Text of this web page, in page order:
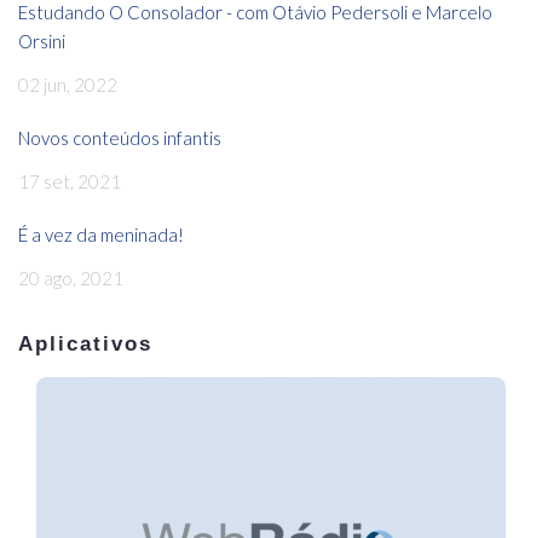
Estudando O Consolador - com Otávio Pedersoli e Marcelo
Orsini
02 jun, 2022
Novos conteúdos infantis
17 set, 2021
É a vez da meninada!
20 ago, 2021
Aplicativos